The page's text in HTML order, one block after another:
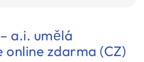
a.i. umělá
online zdarma (CZ)